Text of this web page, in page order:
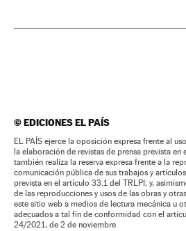
©EDICIONES EL PAÍS
EL PAÍS ejerce la oposición expresa frente al
la elaboración de revistas de prensa prevista en
también realiza la reserva expresa frente a la
comunicación pública de sus trabajos y
prevista en el artículo 33.1 del TRLPI; y,
de las reproducciones y usos de las obras y
este sitio web a medios de lectura mecánica u
adecuados a tal fin de conformidad con el
24/2021, de 2 de noviembre